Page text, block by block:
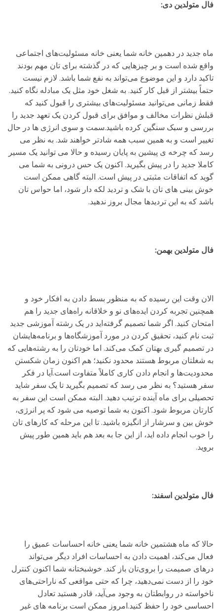
فال متولدین دی:
ماه جدید در دهمین خانه شما یعنی خانه مسئولیت‌های اجتماعی
واقع شده است و بر چیزهایی که در گذشته برای تان مهم بودند
تاکید دارد و این موضوع می‌تواند به نفع شما باشد. لازم نیست
حتماً بیشتر از قبل کار کنید. به شغل خود مثل یک مبادله نگاه کنید.
فقط زمانی می‌توانید مسئولیت‌های بیشتری را قبول کنید که
قبلش نظرات مخالف و موافق برای قبول کردن یک تعهد جدید را
بررسی و سبک سنگین کرده باشید.سمت و سوی انرژی ها در حال
تغییر است و به همین سبب همه شادتر خواهند شد. به نظر می
رسد که چرخه ی پیشین به پایان رسیده و حالا می توانید یک مسیر
کاملا جدید را در پیش بگیرید. اکنون یک حس درونی به شما می
گوید که اتفاقات مثبتی در پیش است. البته گاهی ممکن است
خوش بینی های تان با شک و تردید لکه دار شود، اما حواس تان
باشد که به این تردیدها مجال بروز ندهید.
فال متولدین بهمن:
الان وقت این رسیده که به منظور بسط دادن به افکار خود و
همچنین تجربه کردن ایده‌های نو و خلاقانه راه‌های جدید را هم
امتحان کنید. اگر شما تصمیم گرفته‌اید در یک رشته آموزشی جدید
ثبت نام کنید، تحقیق کردن در مورد آموزشگاه‌ها و برنامه‌هایشان
در تصمیم گیری بهتان کمک می‌کند. اما خودتان را به رشته‌هایی که
به شغلتان مربوط هستند محدود نکنید؛ هم اکنون زمان شکستن
محدودیت‌ها و انجام دادن کاری کاملاً متفاوت است.آیا در فکر
سفر هستید؟ به نظر می رسد که تصمیم بگیرید تا یک سفر شاید
تحصیلی برای ماه آینده ترتیب دهید. البته ممکن است این سفر به
کارتان مربوط شود. اکنون به شما توصیه می شود که پر انرژی،
خوش بین و سرشار از انگیزه باشید. تا این مرحله که کارهای تان
را خوب انجام داده اید، از این جا به بعد هم باید همین طور پیش
بروید.
فال متولدین اسفند:
حالا که ماه هشتمین خانه شما یعنی خانه احساسات عمیق را
فعال می‌کند، اهمیت دادن به احساسات افراد دیگر می‌تواند
درهای صمیمت را بروی‌تان باز کند. خوشبختانه شما اکنون کنترل
خود را از دست نمی‌دهید، چرا که حتی مواقعی که ناراحتی‌های
ناخواسته در روابطتان به وجود می‌آید، قادر هستید تعادل
احساسی خود را حفظ کنید.امروز ممکن است برنامه های غیر